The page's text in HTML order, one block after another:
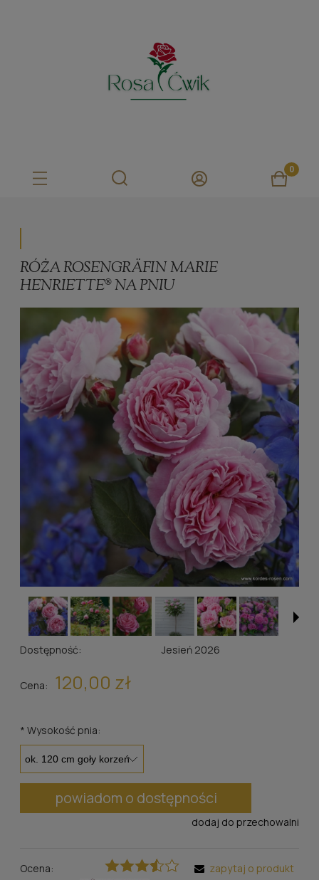
RÓŻA ROSENGRÄFIN MARIE
HENRIETTE® NA PNIU
Dostępność: Jesień 2026
Cena: 120,00 zł
* Wysokość pnia:
powiadom o dostępności
dodaj do przechowalni
Ocena:
zapytaj o produkt